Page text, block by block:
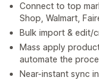
Connect to top
Shop, Walmart,
Bulk import & edit/
Mass apply
automate the
Near-instant sync